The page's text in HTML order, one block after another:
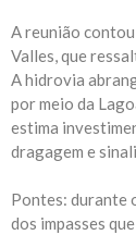
A reunião
Valles, que
A hidrovia
por meio da
estima
dragagem e
Pontes: durante
dos impasses